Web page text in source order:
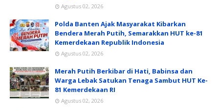
Agustus 02, 2026
Polda Banten Ajak Masyarakat Kibarkan
Bendera Merah Putih, Semarakkan HUT ke-81
Kemerdekaan Republik Indonesia
Agustus 02, 2026
Merah Putih Berkibar di Hati, Babinsa dan
Warga Lebak Satukan Tenaga Sambut HUT Ke-
81 Kemerdekaan RI
Agustus 02, 2026